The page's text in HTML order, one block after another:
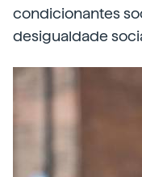
condicionantes
desigualdade